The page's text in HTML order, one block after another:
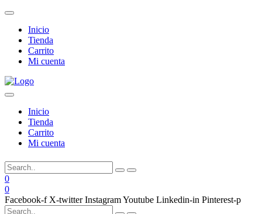
Inicio
Tienda
Carrito
Mi cuenta
Inicio
Tienda
Carrito
Mi cuenta
0
0
Facebook-f X-twitter InstagramYoutube Linkedin-in Pinterest-p